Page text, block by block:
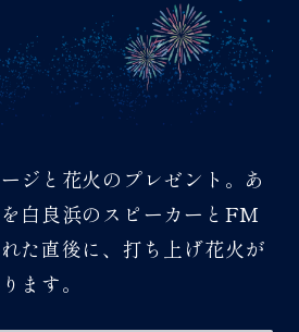
ジと花火のプレゼント。あ
白良浜のスピーカーとFM
た直後に、打ち上げ花火が
ます。